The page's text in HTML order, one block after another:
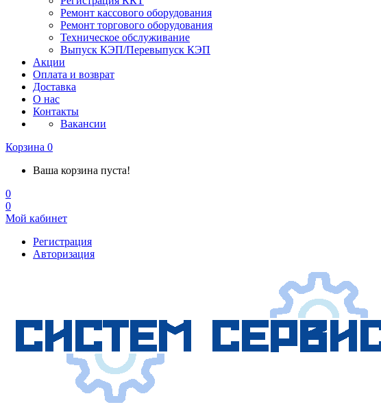
Ремонт кассового оборудования
Ремонт торгового оборудования
Техническое обслуживание
Выпуск КЭП/Перевыпуск КЭП
Акции
Оплата и возврат
Доставка
О нас
Контакты
Вакансии
Корзина 0
Ваша корзина пуста!
0
0
Мой кабинет
Регистрация
Авторизация